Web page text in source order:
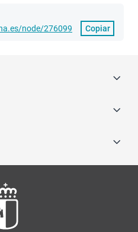
node/276099
Copiar